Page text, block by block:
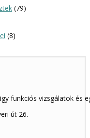
(79)
(8)
funkciós vizsgálatok és
út 26.